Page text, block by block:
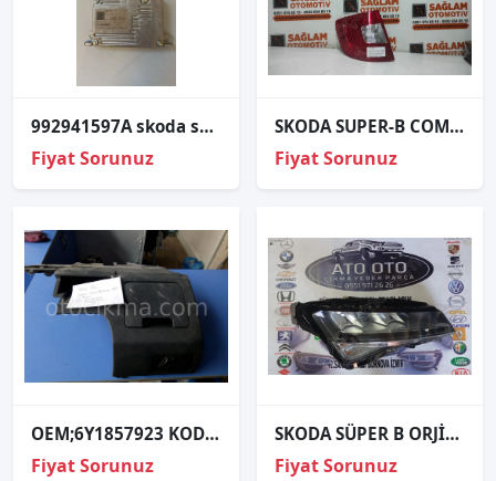
992941597A skoda superb scala led far beyni
Fiyat Sorunuz
SKODA SUPER-B COMBİ 08-13 ÇIKMA SOL ARKA STOP OEM; 08-665-1920L
Fiyat Sorunuz
OEM;6Y1857923 KODA FABİA SAKLAMA GÖZÜFAR DÜĞMESİ
Fiyat Sorunuz
SKODA SÜPER B ORJİNAL ÇIKMA SAĞ FAR
Fiyat Sorunuz